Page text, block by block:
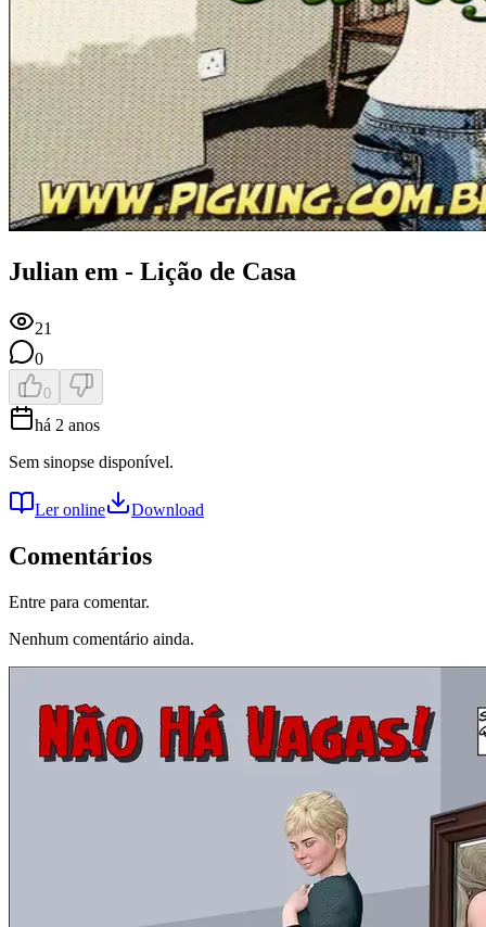
Julian em - Lição de Casa
21
0
0
há 2 anos
Sem sinopse disponível.
Ler online Download
Comentários
Entre para comentar.
Nenhum comentário ainda.